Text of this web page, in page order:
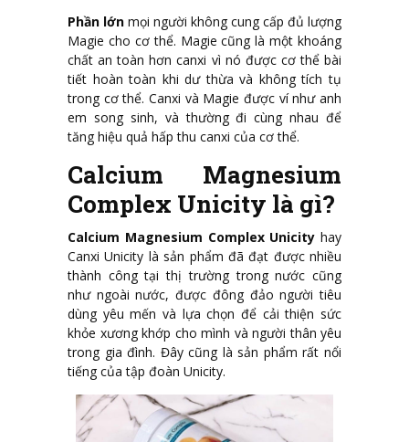
Phần lớn mọi người không cung cấp đủ lượng
Magie cho cơ thể. Magie cũng là một khoáng
chất an toàn hơn canxi vì nó được cơ thể bài
tiết hoàn toàn khi dư thừa và không tích tụ
trong cơ thể. Canxi và Magie được ví như anh
em song sinh, và thường đi cùng nhau để
tăng hiệu quả hấp thu canxi của cơ thể.
Calcium Magnesium
Complex Unicity là gì?
Calcium Magnesium Complex Unicity hay
Canxi Unicity là sản phẩm đã đạt được nhiều
thành công tại thị trường trong nước cũng
như ngoài nước, được đông đảo người tiêu
dùng yêu mến và lựa chọn để cải thiện sức
khỏe xương khớp cho mình và người thân yêu
trong gia đình. Đây cũng là sản phẩm rất nổi
tiếng của tập đoàn Unicity.